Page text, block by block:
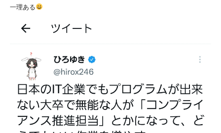
一理ある